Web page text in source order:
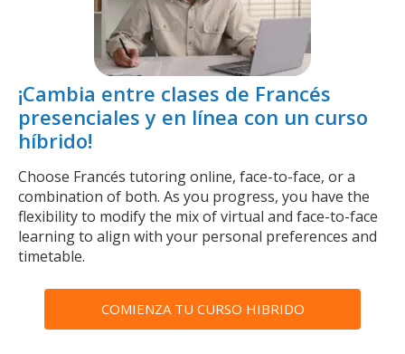
¡Cambia entre clases de Francés
presenciales y en línea con un curso
híbrido!
Choose Francés tutoring online, face-to-face, or a
combination of both. As you progress, you have the
flexibility to modify the mix of virtual and face-to-face
learning to align with your personal preferences and
timetable.
COMIENZA TU CURSO HIBRIDO